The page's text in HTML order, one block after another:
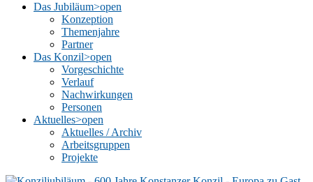
Das Jubiläum>open
Konzeption
Themenjahre
Partner
Das Konzil>open
Vorgeschichte
Verlauf
Nachwirkungen
Personen
Aktuelles>open
Aktuelles / Archiv
Arbeitsgruppen
Projekte